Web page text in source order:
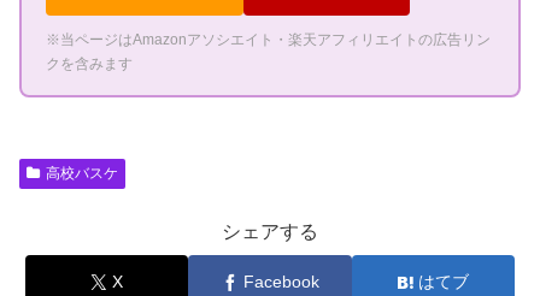
※当ページはAmazonアソシエイト・楽天アフィリエイトの広告リン
クを含みます
高校バスケ
シェアする
X Facebook はてブ